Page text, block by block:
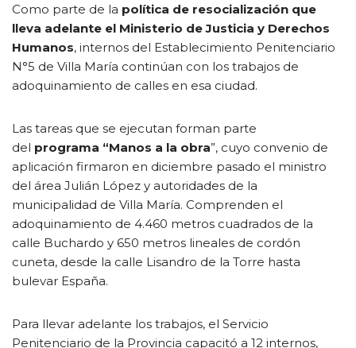
Como parte de la política de resocialización que
lleva adelante el Ministerio de Justicia y Derechos
Humanos, internos del Establecimiento Penitenciario
N°5 de Villa María continúan con los trabajos de
adoquinamiento de calles en esa ciudad.
Las tareas que se ejecutan forman parte
del programa “Manos a la obra”, cuyo convenio de
aplicación firmaron en diciembre pasado el ministro
del área Julián López y autoridades de la
municipalidad de Villa María. Comprenden el
adoquinamiento de 4.460 metros cuadrados de la
calle Buchardo y 650 metros lineales de cordón
cuneta, desde la calle Lisandro de la Torre hasta
bulevar España.
Para llevar adelante los trabajos, el Servicio
Penitenciario de la Provincia capacitó a 12 internos,